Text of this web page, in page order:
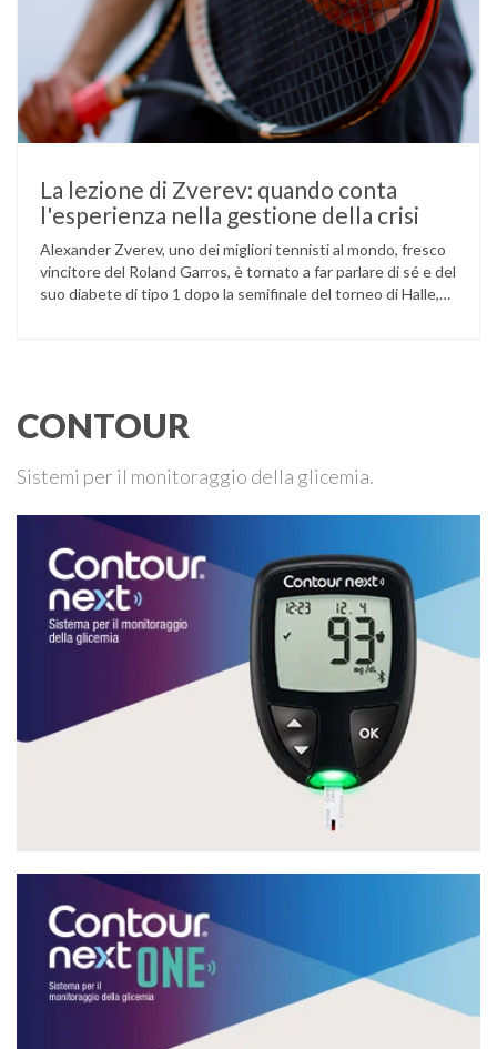
La lezione di Zverev: quando conta
l'esperienza nella gestione della crisi
Alexander Zverev, uno dei migliori tennisti al mondo, fresco
vincitore del Roland Garros, è tornato a far parlare di sé e del
suo diabete di tipo 1 dopo la semifinale del torneo di Halle,
CONTOUR
Sistemi per il monitoraggio della glicemia.